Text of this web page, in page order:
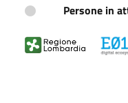
Persone in